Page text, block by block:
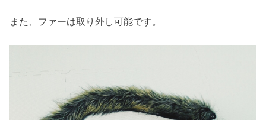
また、ファーは取り外し可能です。